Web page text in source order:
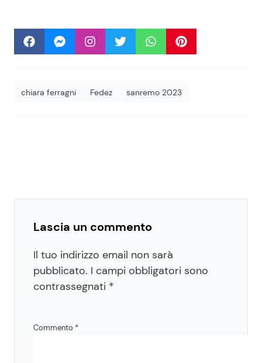
chiara ferragni Fedez sanremo 2023
Lascia un commento
Il tuo indirizzo email non sarà
pubblicato. I campi obbligatori sono
contrassegnati *
Commento *